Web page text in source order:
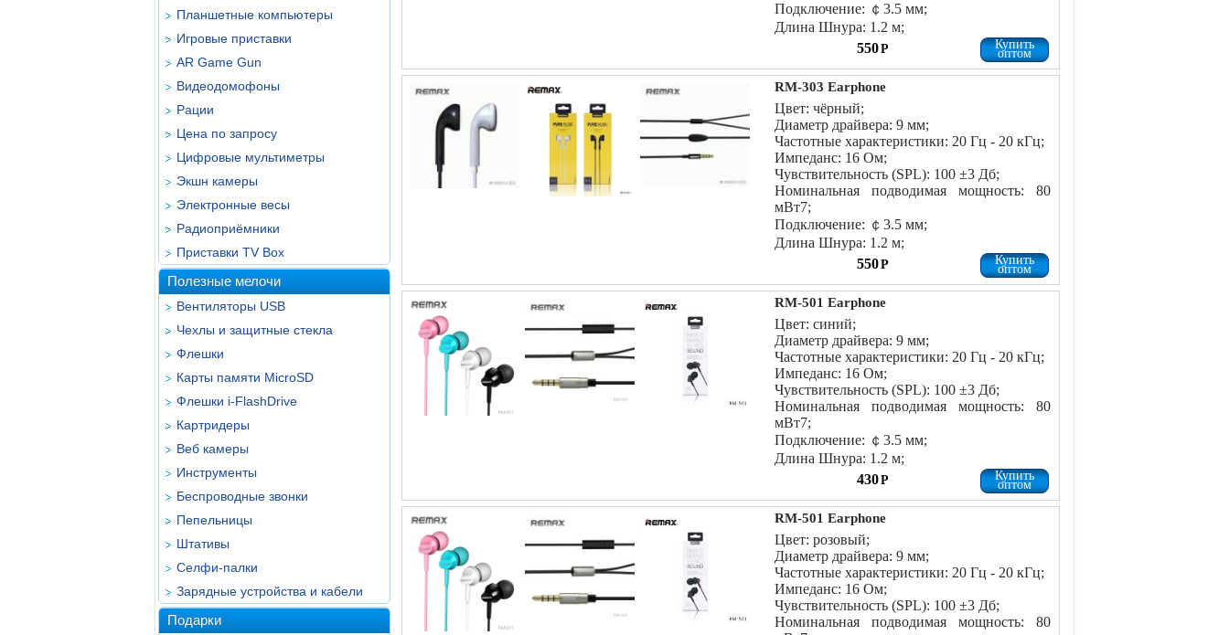
Планшетные компьютеры
Игровые приставки
AR Game Gun
Видеодомофоны
Рации
Цена по запросу
Цифровые мультиметры
Экшн камеры
Электронные весы
Радиоприёмники
Приставки TV Box
Полезные мелочи
Вентиляторы USB
Чехлы и защитные стекла
Флешки
Карты памяти MicroSD
Флешки i-FlashDrive
Картридеры
Веб камеры
Инструменты
Беспроводные звонки
Пепельницы
Штативы
Селфи-палки
Зарядные устройства и кабели
Подарки
Подключение: ￠3.5 мм;
Длина Шнура: 1.2 м;
550Р Купить
оптом
RM-303 Earphone
Цвет: чёрный;
Диаметр драйвера: 9 мм;
Частотные характеристики: 20 Гц - 20 кГц;
Импеданс: 16 Ом;
Чувствительность (SPL): 100 ±3 Дб;
Номинальная подводимая мощность: 80
мВт7;
Подключение: ￠3.5 мм;
Длина Шнура: 1.2 м;
550Р Купить
оптом
RM-501 Earphone
Цвет: синий;
Диаметр драйвера: 9 мм;
Частотные характеристики: 20 Гц - 20 кГц;
Импеданс: 16 Ом;
Чувствительность (SPL): 100 ±3 Дб;
Номинальная подводимая мощность: 80
мВт7;
Подключение: ￠3.5 мм;
Длина Шнура: 1.2 м;
430Р Купить
оптом
RM-501 Earphone
Цвет: розовый;
Диаметр драйвера: 9 мм;
Частотные характеристики: 20 Гц - 20 кГц;
Импеданс: 16 Ом;
Чувствительность (SPL): 100 ±3 Дб;
Номинальная подводимая мощность: 80